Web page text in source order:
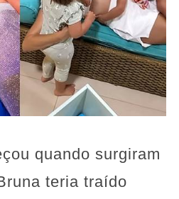
quando surgiram
teria traído